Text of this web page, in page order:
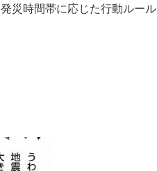
災時間帯に応じた行動ルール